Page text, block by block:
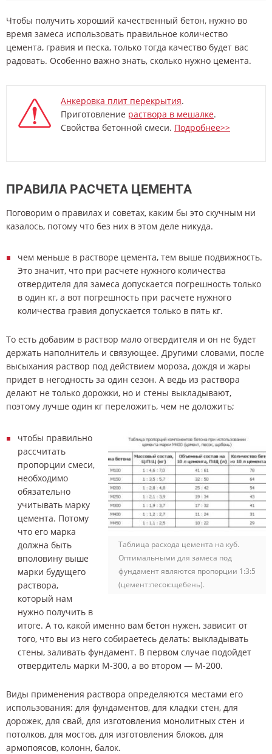
Чтобы получить хороший качественный бетон, нужно во
время замеса использовать правильное количество
цемента, гравия и песка, только тогда качество будет вас
радовать. Особенно важно знать, сколько нужно цемента.
Анкеровка плит перекрытия.
Приготовление раствора в мешалке.
Свойства бетонной смеси. Подробнее>>
ПРАВИЛА РАСЧЕТА ЦЕМЕНТА
Поговорим о правилах и советах, каким бы это скучным ни
казалось, потому что без них в этом деле никуда.
чем меньше в растворе цемента, тем выше подвижность.
Это значит, что при расчете нужного количества
отвердителя для замеса допускается погрешность только
в один кг, а вот погрешность при расчете нужного
количества гравия допускается только в пять кг.
То есть добавим в раствор мало отвердителя и он не будет
держать наполнитель и связующее. Другими словами, после
высыхания раствор под действием мороза, дождя и жары
придет в негодность за один сезон. А ведь из раствора
делают не только дорожки, но и стены выкладывают,
поэтому лучше один кг переложить, чем не доложить;
Таблица расхода цемента на куб.
Оптимальными для замеса под
фундамент являются пропорции 1:3:5
(цемент:песок:щебень).
чтобы правильно
рассчитать
пропорции смеси,
необходимо
обязательно
учитывать марку
цемента. Потому
что его марка
должна быть
вполовину выше
марки будущего
раствора,
который нам
нужно получить в
итоге. А то, какой именно вам бетон нужен, зависит от
того, что вы из него собираетесь делать: выкладывать
стены, заливать фундамент. В первом случае подойдет
отвердитель марки М-300, а во втором — М-200.
Виды применения раствора определяются местами его
использования: для фундаментов, для кладки стен, для
дорожек, для свай, для изготовления монолитных стен и
потолков, для мостов, для изготовления блоков, для
армопоясов, колонн, балок.